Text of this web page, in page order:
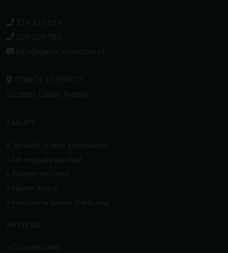
723 320 553
505 200 780
info@ganjafarmer.com.pl
ODBIÓR OSOBISTY
Szczecin, Lublin, Poznań
ZAKUPY
Sprawdź status zamówienia
Jak wygląda paczka?
Bezpieczeństwo
Numer konta
Hurtownia nasion marihuany
WYSYŁKA
Czas dostawy